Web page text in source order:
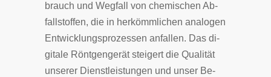
brauch und Weg­fall von che­mi­schen Ab­
fall­stof­fen, die in her­kömm­li­chen ana­lo­gen
Ent­wick­lungs­pro­zes­sen an­fal­len. Das di­
gi­ta­le Rönt­gen­ge­rät stei­gert die Qua­li­tät
un­se­rer Dienst­lei­stun­gen und un­se­r Be­